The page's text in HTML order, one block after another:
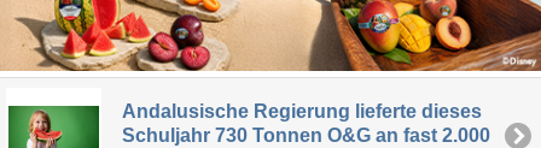
Andalusische Regierung lieferte dieses
Schuljahr 730 Tonnen O&G an fast 2.000